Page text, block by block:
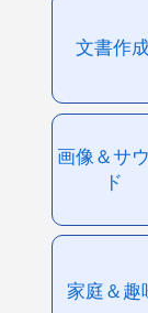
文書作
画像＆サ
ド
家庭＆趣